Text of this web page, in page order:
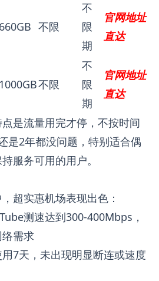
660GB 不限
不
限
期
官网地址
直达
1000GB不限
不
限
期
官网地址
直达
是流量用完才停，不按时间
是2年都没问题，特别适合偶
服务可用的用户。
超实惠机场表现出色：
测速达到300-400Mbps，
需求
用7天，未出现明显断连或速度